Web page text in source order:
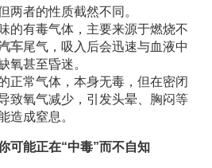
两者的性质截然不同。
的有毒气体，主要来源于燃烧不
车尾气，吸入后会迅速与血液中
氧甚至昏迷。
正常气体，本身无毒，但在密闭
致氧气减少，引发头晕、胸闷等
造成窒息。
可能正在“中毒”而不自知